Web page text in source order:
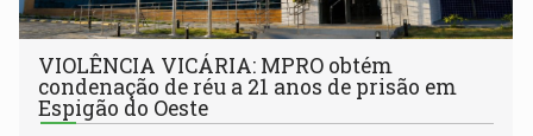
VIOLÊNCIA VICÁRIA: MPRO obtém
condenação de réu a 21 anos de prisão em
Espigão do Oeste